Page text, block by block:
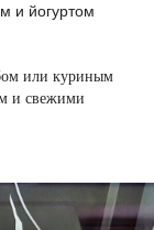
и йогуртом
или куриным
и свежими